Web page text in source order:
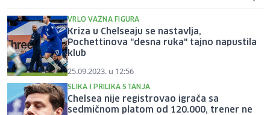
VRLO VAŽNA FIGURA
Kriza u Chelseaju se nastavlja,
Pochettinova "desna ruka" tajno napustila
klub
25.09.2023. u 12:56
SLIKA I PRILIKA STANJA
Chelsea nije registrovao igrača sa
sedmičnom platom od 120.000, trener ne